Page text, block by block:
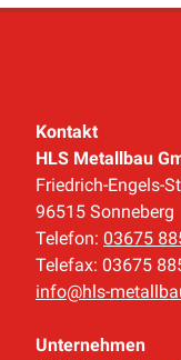
Kontakt
HLS Metallbau
Friedrich-Engels-
96515 Sonneberg
Telefon: 03675
Telefax: 03675
info@hls-
Unternehmen